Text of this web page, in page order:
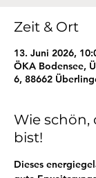
Zeit & Ort
13. Juni 2026,
ÖKA Bodensee,
6, 88662
Wie schön,
bist!
Dieses